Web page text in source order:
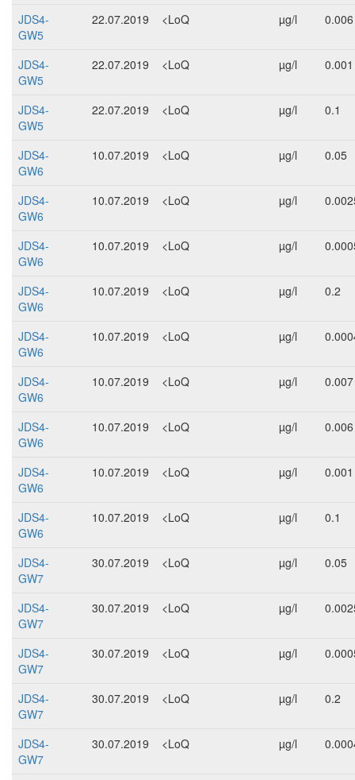
JDS4-
GW5
22.07.2019 <LoQ µg/l 0.006
JDS4-
GW5
22.07.2019 <LoQ µg/l 0.001
JDS4-
GW5
22.07.2019 <LoQ µg/l 0.1
JDS4-
GW6
10.07.2019 <LoQ µg/l 0.05
JDS4-
GW6
10.07.2019 <LoQ µg/l
JDS4-
GW6
10.07.2019 <LoQ µg/l
JDS4-
GW6
10.07.2019 <LoQ µg/l 0.2
JDS4-
GW6
10.07.2019 <LoQ µg/l
JDS4-
GW6
10.07.2019 <LoQ µg/l 0.007
JDS4-
GW6
10.07.2019 <LoQ µg/l 0.006
JDS4-
GW6
10.07.2019 <LoQ µg/l 0.001
JDS4-
GW6
10.07.2019 <LoQ µg/l 0.1
JDS4-
GW7
30.07.2019 <LoQ µg/l 0.05
JDS4-
GW7
30.07.2019 <LoQ µg/l
JDS4-
GW7
30.07.2019 <LoQ µg/l
JDS4-
GW7
30.07.2019 <LoQ µg/l 0.2
JDS4-
GW7
30.07.2019 <LoQ µg/l